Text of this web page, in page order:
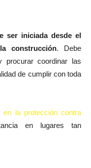
ser iniciada desde el
construcción. Debe
procurar coordinar las
de cumplir con toda
en la protección contra
en lugares tan